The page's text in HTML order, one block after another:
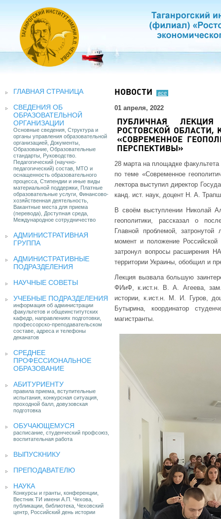
ГЛАВНАЯ СТРАНИЦА
СВЕДЕНИЯ ОБ
ОБРАЗОВАТЕЛЬНОЙ
ОРГАНИЗАЦИИ
Основные сведения, Структура и
органы управления образовательной
организацией, Документы,
Образование, Образовательные
стандарты, Руководство.
Педагогический (научно-
педагогический) состав, МТО и
оснащенность образовательного
процесса, Стипендии и иные виды
материальной поддержки, Платные
образовательные услуги, Финансово-
хозяйственная деятельность,
Вакантные места для приема
(перевода), Доступная среда,
Международное сотрудничество
АДМИНИСТРАТИВНАЯ
ГРУППА
АДМИНИСТРАТИВНЫЕ
ПОДРАЗДЕЛЕНИЯ
НАУЧНЫЕ СОВЕТЫ
УЧЕБНЫЕ ПОДРАЗДЕЛЕНИЯ
информация об администрации
факультетов и общеинститутских
кафедр, направлениях подготовки,
профессорско-преподавательском
составе, адреса и телефоны
деканатов
СРЕДНЕЕ
ПРОФЕССИОНАЛЬНОЕ
ОБРАЗОВАНИЕ
АБИТУРИЕНТУ
правила приема, вступительные
испытания, конкурсная ситуация,
проходной балл, довузовская
подготовка
ОБУЧАЮЩЕМУСЯ
расписание, студенческий профсоюз,
воспитательная работа
ВЫПУСКНИКУ
ПРЕПОДАВАТЕЛЮ
НАУКА
Конкурсы и гранты, конференции,
Вестник ТИ имени А.П. Чехова,
публикации, библиотека, Чеховский
центр, Российский день истории
НОВОСТИ все
01 апреля, 2022
ПУБЛИЧНАЯ ЛЕКЦИЯ
РОСТОВСКОЙ ОБЛАСТИ,
«СОВРЕМЕННОЕ
ПЕРСПЕКТИВЫ»
28 марта на площадке
по теме «Современное
лектора выступил директор
канд. ист. наук, доцент Н. А.
В своём выступлении Николай
геополитики, рассказал о
Главной проблемой,
момент и положение Российской
затронул вопросы расширения
территории Украины, обобщил и
Лекция вызвала большую
ФИиФ, к.ист.н. В. А. Агеева,
истории, к.ист.н. М. И. Гуров,
Бутырина, координатор
магистранты.